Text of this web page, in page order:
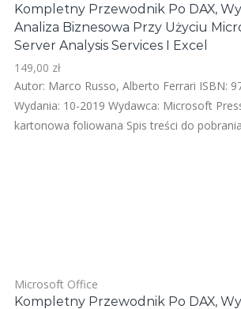
Kompletny Przewodnik Po DAX,
Analiza Biznesowa Przy Użyciu
Server Analysis Services I Excel
149,00 zł
Autor: Marco Russo, Alberto Ferrari ISBN:
Wydania: 10-2019 Wydawca: Microsoft
kartonowa foliowana Spis treści do
Microsoft Office
Kompletny Przewodnik Po DAX,